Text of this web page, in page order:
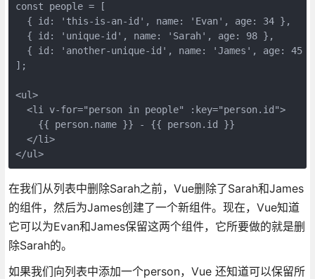
const people = [
  { id: 'this-is-an-id', name: 'Evan', age: 34 },
  { id: 'unique-id', name: 'Sarah', age: 98 },
{ id: 'another-unique-id', name: 'James', age: 45
];
<ul>
  <li v-for="person in people" :key="person.id">
    {{ person.name }} - {{ person.id }}
  </li>
</ul>
在我们从列表中删除Sarah之前，Vue删除了Sarah和James
的组件，然后为James创建了一个新组件。现在，Vue知道
它可以为Evan和James保留这两个组件，它所要做的就是删
除Sarah的。
如果我们向列表中添加一个person，Vue 还知道可以保留所